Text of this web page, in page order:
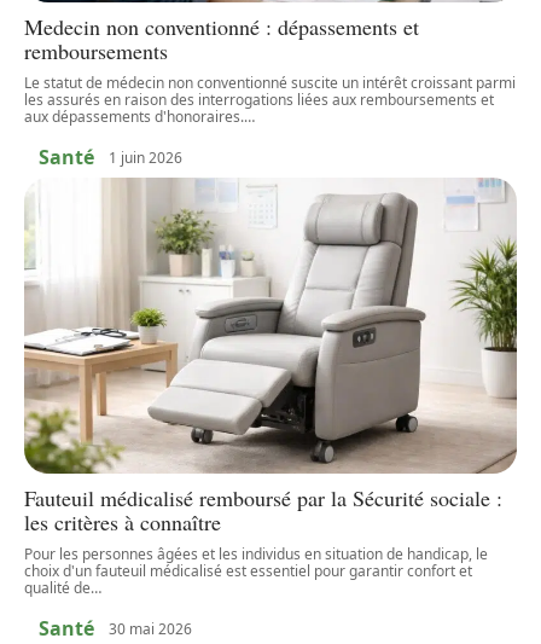
Medecin non conventionné : dépassements et
remboursements
Le statut de médecin non conventionné suscite un intérêt croissant parmi
les assurés en raison des interrogations liées aux remboursements et
aux dépassements d'honoraires.…
Santé 1 juin 2026
Fauteuil médicalisé remboursé par la Sécurité sociale :
les critères à connaître
Pour les personnes âgées et les individus en situation de handicap, le
choix d'un fauteuil médicalisé est essentiel pour garantir confort et
qualité de…
Santé 30 mai 2026